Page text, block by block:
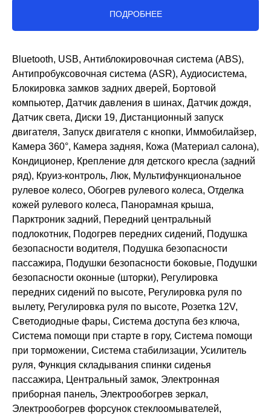
ПОДРОБНЕЕ
Bluetooth, USB, Антиблокировочная система (ABS),
Антипробуксовочная система (ASR), Аудиосистема,
Блокировка замков задних дверей, Бортовой
компьютер, Датчик давления в шинах, Датчик дождя,
Датчик света, Диски 19, Дистанционный запуск
двигателя, Запуск двигателя с кнопки, Иммобилайзер,
Камера 360°, Камера задняя, Кожа (Материал салона),
Кондиционер, Крепление для детского кресла (задний
ряд), Круиз-контроль, Люк, Мультифункциональное
рулевое колесо, Обогрев рулевого колеса, Отделка
кожей рулевого колеса, Панорамная крыша,
Парктроник задний, Передний центральный
подлокотник, Подогрев передних сидений, Подушка
безопасности водителя, Подушка безопасности
пассажира, Подушки безопасности боковые, Подушки
безопасности оконные (шторки), Регулировка
передних сидений по высоте, Регулировка руля по
вылету, Регулировка руля по высоте, Розетка 12V,
Светодиодные фары, Система доступа без ключа,
Система помощи при старте в гору, Система помощи
при торможении, Система стабилизации, Усилитель
руля, Функция складывания спинки сиденья
пассажира, Центральный замок, Электронная
приборная панель, Электрообогрев зеркал,
Электрообогрев форсунок стеклоомывателей,